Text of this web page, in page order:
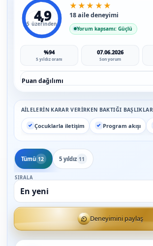
4,9
5 üzerinden
★ ★ ★ ★ ★
18 aile deneyimi
Yorum kapsamı: Güçlü
%94
5 yıldız oranı
07.06.2026
Son yorum
Puan dağılımı
AILELERIN KARAR VERIRKEN BAKTIĞI BAŞLIKLAR
Çocuklarla iletişim Program akışı
Tümü 12 5 yıldız 11
SIRALA
Deneyimini paylaş